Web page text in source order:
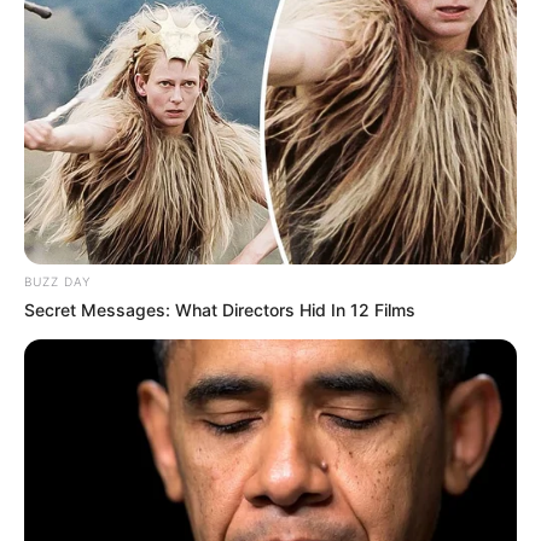
En ese sentido la Universidad invitó a la comunidad a
denunciar estos hechos fraudulentosante las
autoridades competentes y consultar directamente con la
institución cualquier información relacionada con
formación o convocatorias laborales.
COMPARTIR
TEMAS RELACIONADOS
MANTÉNGASE EN ALERTA
BUZZ DAY
Secret Messages: What Directors Hid In 12 Films